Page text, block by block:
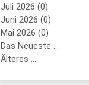
Juli 2026 (0)
Juni 2026 (0)
Mai 2026 (0)
Das Neueste ...
Älteres ...